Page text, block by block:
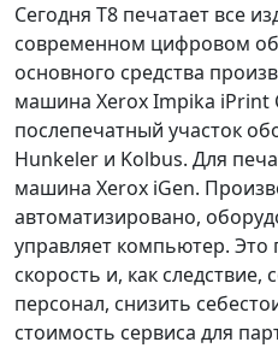
Сегодня Т8 печатает все
современном цифровом
основного средства
машина Xerox Impika iPrint
послепечатный участок
Hunkeler и Kolbus. Для
машина Xerox iGen.
автоматизировано,
управляет компьютер. Это
скорость и, как следствие,
персонал, снизить
стоимость сервиса для